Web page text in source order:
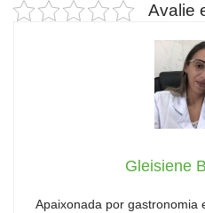
Avalie
Gleisiene
Apaixonada por gastronomia